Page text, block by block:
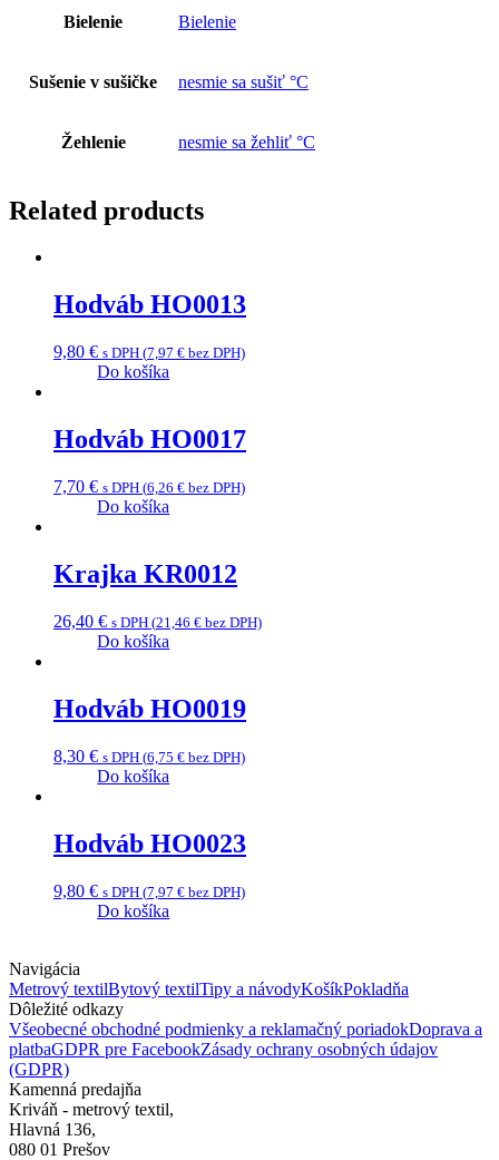
Bielenie Bielenie
Sušenie v sušičke nesmie sa sušiť °C
Žehlenie nesmie sa žehliť °C
Related products
Hodváb HO0013
9,80 € s DPH (7,97 € bez DPH)
Do košíka
Hodváb HO0017
7,70 € s DPH (6,26 € bez DPH)
Do košíka
Krajka KR0012
26,40 € s DPH (21,46 € bez DPH)
Do košíka
Hodváb HO0019
8,30 € s DPH (6,75 € bez DPH)
Do košíka
Hodváb HO0023
9,80 € s DPH (7,97 € bez DPH)
Do košíka
Navigácia
Metrový textilBytový textilTipy a návodyKošíkPokladňa
Dôležité odkazy
Všeobecné obchodné podmienky a reklamačný poriadokDoprava a
platbaGDPR pre FacebookZásady ochrany osobných údajov
(GDPR)
Kamenná predajňa
Kriváň - metrový textil,
Hlavná 136,
080 01 Prešov